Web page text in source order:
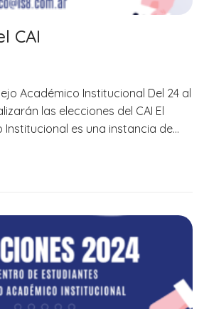
CAI
Académico Institucional Del 24 al
las elecciones del CAI El
Institucional es una instancia de…